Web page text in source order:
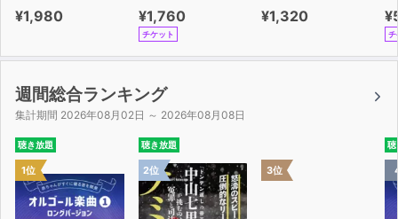
¥1,980 ¥1,760
チケット
¥1,320
チ
週間総合ランキング
集計期間 2026年08月02日 ～ 2026年08月08日
聴き放題
1位
聴き放題
2位 3位
聴